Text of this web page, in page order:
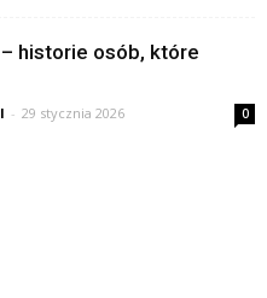
historie osób, które
- 29 stycznia 2026 0